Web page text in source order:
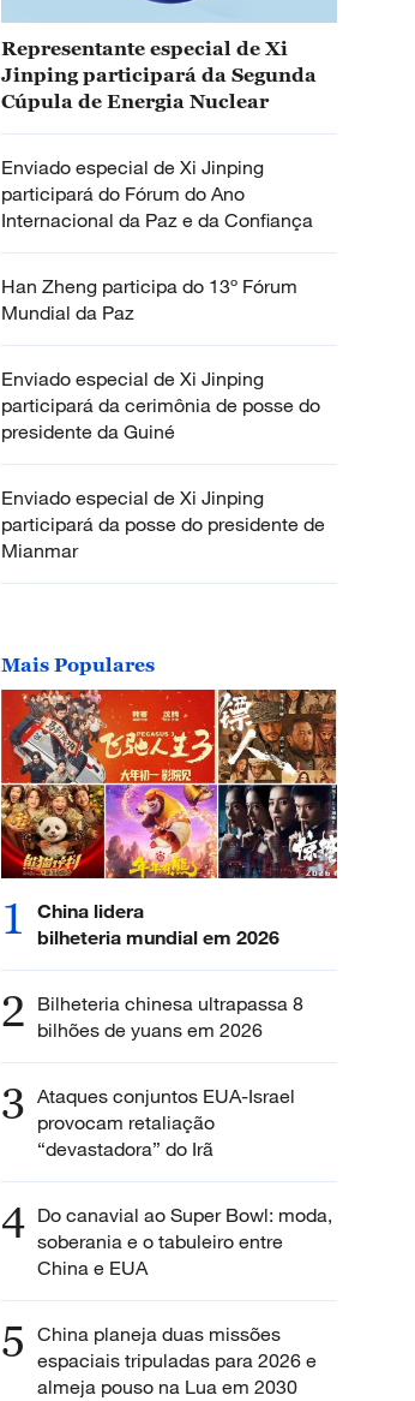
Representante especial de Xi
Jinping participará da Segunda
Cúpula de Energia Nuclear
Enviado especial de Xi Jinping
participará do Fórum do Ano
Internacional da Paz e da Confiança
Han Zheng participa do 13º Fórum
Mundial da Paz
Enviado especial de Xi Jinping
participará da cerimônia de posse do
presidente da Guiné
Enviado especial de Xi Jinping
participará da posse do presidente de
Mianmar
Mais Populares
1
China lidera
bilheteria mundial em 2026
2 Bilheteria chinesa ultrapassa 8
bilhões de yuans em 2026
3 Ataques conjuntos EUA-Israel
provocam retaliação
“devastadora” do Irã
4 Do canavial ao Super Bowl: moda,
soberania e o tabuleiro entre
China e EUA
5 China planeja duas missões
espaciais tripuladas para 2026 e
almeja pouso na Lua em 2030